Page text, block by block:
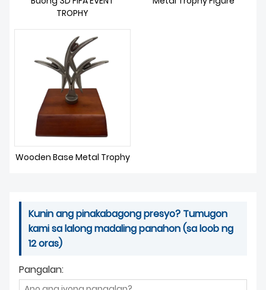
BALITA
TROPHY
Wooden Base Metal Trophy
Kunin ang pinakabagong presyo? Tumugon
kami sa lalong madaling panahon (sa loob ng
12 oras)
Pangalan: